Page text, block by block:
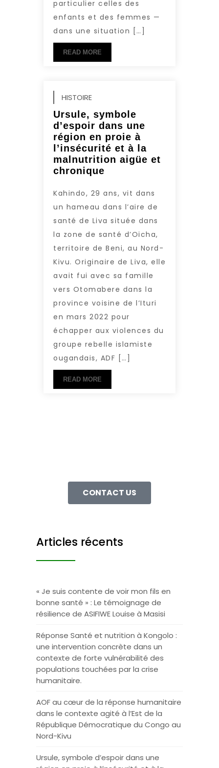
particulier celles des
enfants et des femmes —
dans une situation […]
READ MORE
HISTOIRE
Ursule, symbole
d’espoir dans une
région en proie à
l’insécurité et à la
malnutrition aigüe et
chronique
Kahindo, 29 ans, vit dans
un hameau dans l’aire de
santé de Liva située dans
la zone de santé d’Oicha,
territoire de Beni, au Nord-
Kivu. Originaire de Liva, elle
avait fui avec sa famille
vers Otomabere dans la
province voisine de l’Ituri
en mars 2022 pour
échapper aux violences du
groupe rebelle islamiste
ougandais, ADF […]
READ MORE
CONTACT US
Articles récents
« Je suis contente de voir mon fils en
bonne santé » : Le témoignage de
résilience de ASIFIWE Louise à Masisi
Réponse Santé et nutrition à Kongolo :
une intervention concrète dans un
contexte de forte vulnérabilité des
populations touchées par la crise
humanitaire.
AOF au cœur de la réponse humanitaire
dans le contexte agité à l’Est de la
République Démocratique du Congo au
Nord-Kivu
Ursule, symbole d’espoir dans une